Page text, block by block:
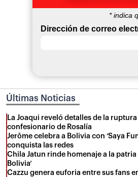
*indica
Dirección de correo
Últimas Noticias
La Joaqui reveló detalles de la
confesionario de Rosalía
Jerôme celebra a Bolivia con ‘Saya
conquista las redes
Chila Jatun rinde homenaje a la patria
Bolivia’
Cazzu genera euforia entre sus fans